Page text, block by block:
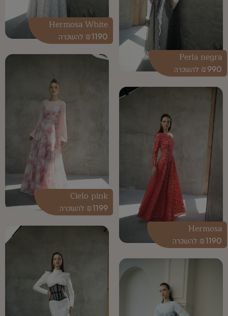
990
₪
Perla negra
1190
₪
Hermosa White
1190
₪
Hermosa
1199
₪
Cielo pink